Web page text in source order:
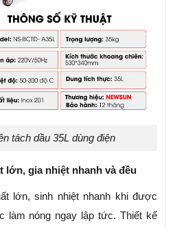
tách dầu 35L dùng điện
lớn, gia nhiệt nhanh và đều
lớn, sinh nhiệt nhanh khi được
làm nóng ngay lập tức. Thiết kế